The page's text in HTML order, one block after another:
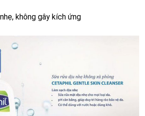
không gây kích ứng